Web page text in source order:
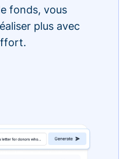
fonds, vous
plus avec